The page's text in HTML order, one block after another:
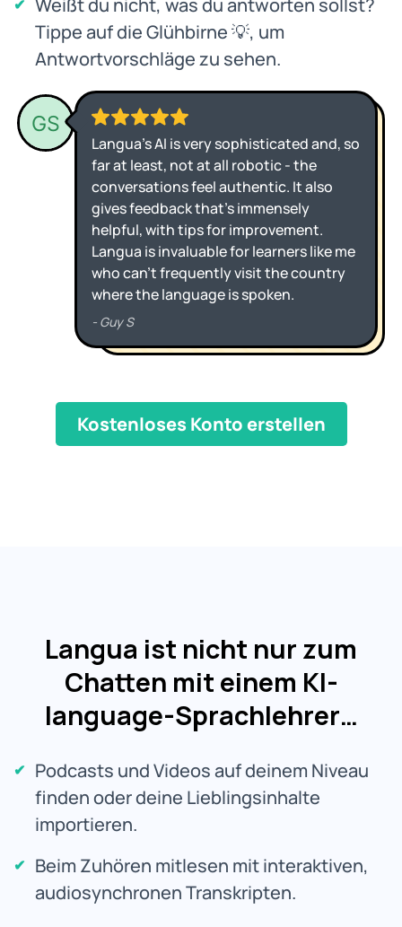
Weißt du nicht, was du antworten sollst?
Tippe auf die Glühbirne 💡, um
Antwortvorschläge zu sehen.
Kostenloses Konto erstellen
Langua ist nicht nur zum
Chatten mit einem KI-
language-Sprachlehrer…
Podcasts und Videos auf deinem Niveau
finden oder deine Lieblingsinhalte
importieren.
Beim Zuhören mitlesen mit interaktiven,
audiosynchronen Transkripten.